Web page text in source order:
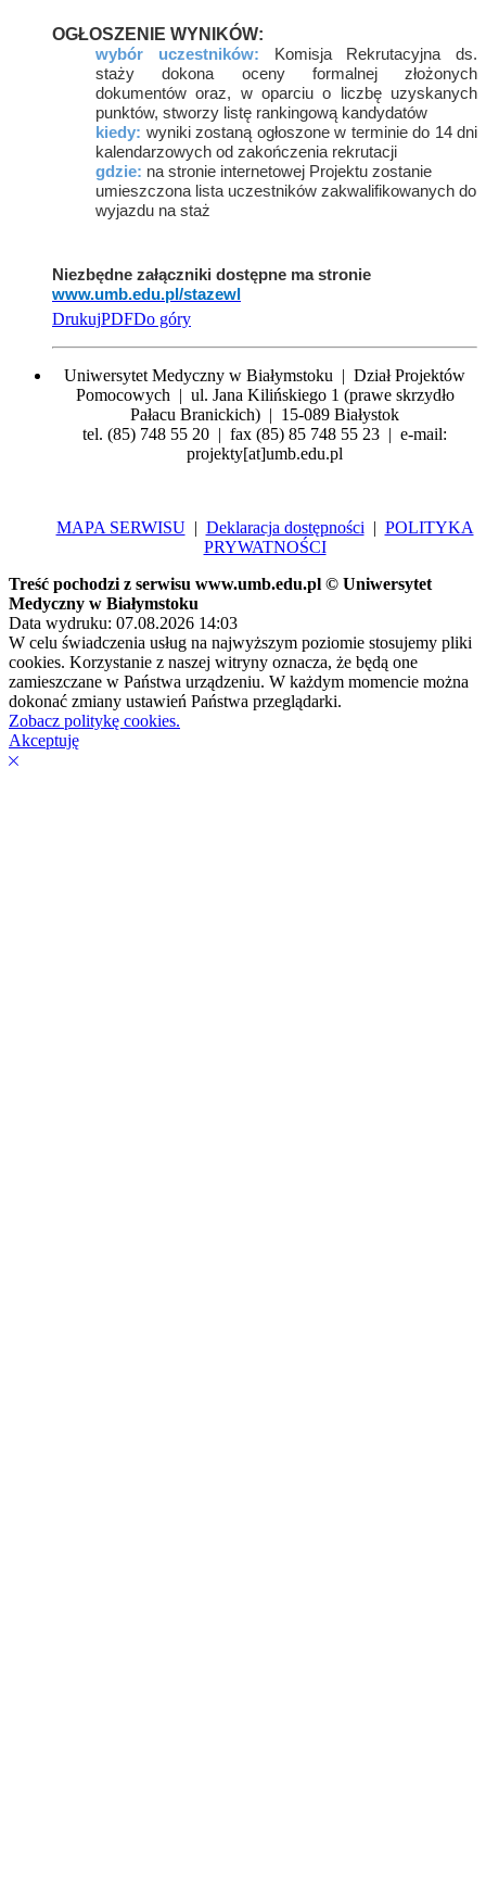
OGŁOSZENIE WYNIKÓW:
wybór uczestników:
Komisja Rekrutacyjna ds.
staży dokona oceny formalnej złożonych
dokumentów oraz, w oparciu o liczbę uzyskanych
punktów, stworzy listę rankingową kandydatów
kiedy: wyniki zostaną ogłoszone w terminie do 14 dni
kalendarzowych od zakończenia rekrutacji
gdzie: na stronie internetowej Projektu zostanie
umieszczona lista uczestników zakwalifikowanych do
wyjazdu na staż
Niezbędne załączniki dostępne ma stronie
www.umb.edu.pl/stazewl
DrukujPDFDo góry
Uniwersytet Medyczny w Białymstoku | Dział Projektów
Pomocowych | ul. Jana Kilińskiego 1 (prawe skrzydło
Pałacu Branickich) | 15-089 Białystok
tel. (85) 748 55 20 | fax (85) 85 748 55 23 | e-mail:
projekty[at]umb.edu.pl
MAPA SERWISU| Deklaracja dostępności | POLITYKA
PRYWATNOŚCI
Treść pochodzi z serwisu www.umb.edu.pl © Uniwersytet
Medyczny w Białymstoku
Data wydruku: 07.08.2026 14:03
W celu świadczenia usług na najwyższym poziomie stosujemy pliki
cookies. Korzystanie z naszej witryny oznacza, że będą one
zamieszczane w Państwa urządzeniu. W każdym momencie można
dokonać zmiany ustawień Państwa przeglądarki.
Zobacz politykę cookies.
Akceptuję